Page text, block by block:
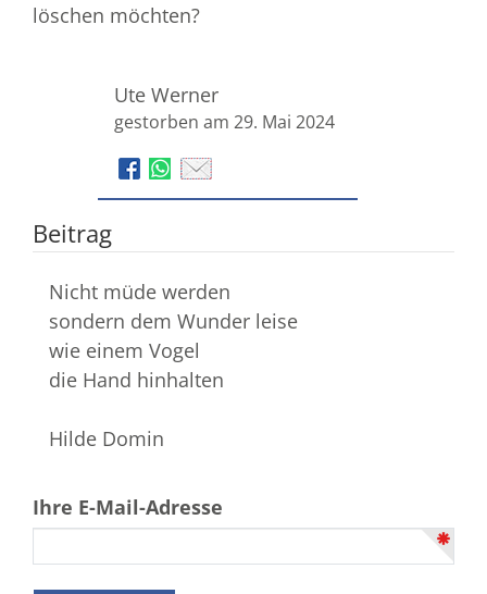
löschen möchten?
Ute Werner
gestorben am 29. Mai 2024
Beitrag
Nicht müde werden
sondern dem Wunder leise
wie einem Vogel
die Hand hinhalten
Hilde Domin
Ihre E-Mail-Adresse